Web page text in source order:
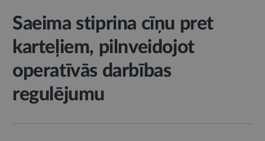
Saeima stiprina cīņu pret
karteļiem, pilnveidojot
operatīvās darbības
regulējumu